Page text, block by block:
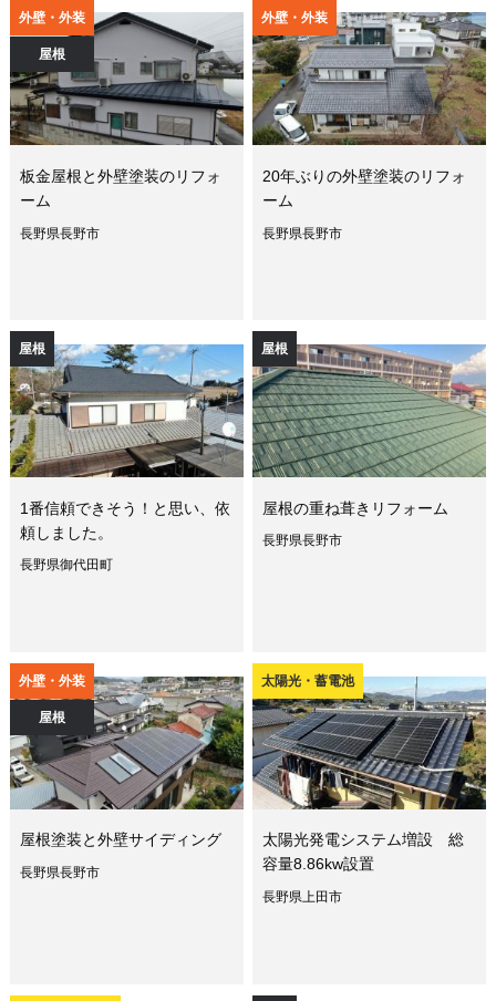
外壁・外装
屋根
板金屋根と外壁塗装のリフォ
ーム
長野県長野市
外壁・外装
20年ぶりの外壁塗装のリフォ
ーム
長野県長野市
屋根
1番信頼できそう！と思い、依
頼しました。
長野県御代田町
屋根
屋根の重ね葺きリフォーム
長野県長野市
外壁・外装
屋根
屋根塗装と外壁サイディング
長野県長野市
太陽光・蓄電池
太陽光発電システム増設 総
容量8.86kw設置
長野県上田市